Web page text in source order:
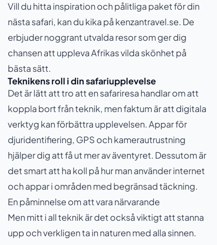
Vill du hitta inspiration och pålitliga paket för din
nästa safari, kan du kika på kenzantravel.se. De
erbjuder noggrant utvalda resor som ger dig
chansen att uppleva Afrikas vilda skönhet på
bästa sätt.
Teknikens roll i din safariupplevelse
Det är lätt att tro att en safariresa handlar om att
koppla bort från teknik, men faktum är att digitala
verktyg kan förbättra upplevelsen. Appar för
djuridentifiering, GPS och kamerautrustning
hjälper dig att få ut mer av äventyret. Dessutom är
det smart att ha koll på hur man använder internet
och appar i områden med begränsad täckning.
En påminnelse om att vara närvarande
Men mitt i all teknik är det också viktigt att stanna
upp och verkligen ta in naturen med alla sinnen.